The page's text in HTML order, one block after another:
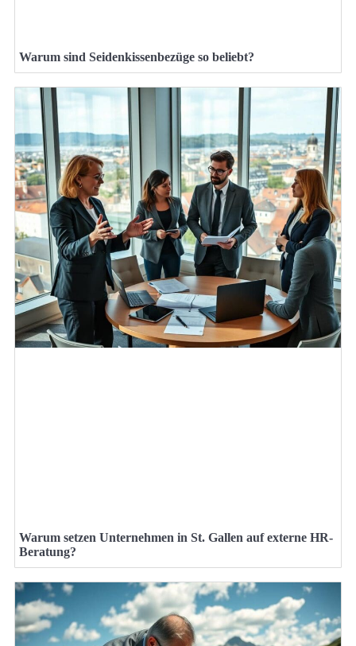
Warum sind Seidenkissenbezüge so beliebt?
Warum setzen Unternehmen in St. Gallen auf externe HR-
Beratung?